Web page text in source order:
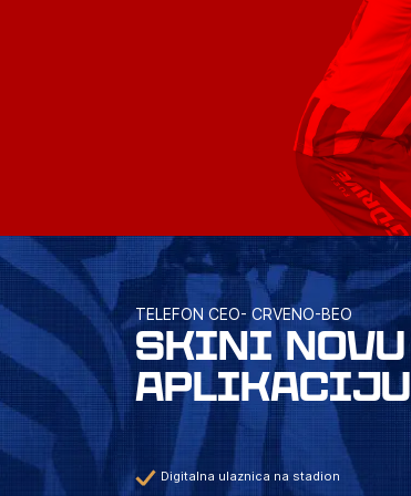
TELEFON CEO- CRVENO-BEO
SKINI NOVU
APLIKACIJU
Digitalna ulaznica na stadion